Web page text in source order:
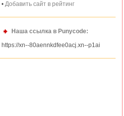
• Добавить сайт в рейтинг
Наша ссылка в Punycode:
https://xn--80aennkdfee0acj.xn--p1ai